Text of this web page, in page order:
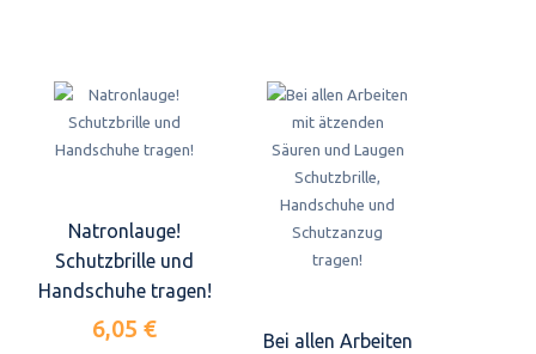
Natronlauge!
Schutzbrille und
Handschuhe tragen!
6,05 €
Bei allen Arbeiten